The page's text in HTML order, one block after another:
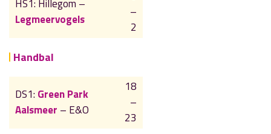
HS1: Hillegom –
Legmeervogels
–
2
Handbal
DS1: Green Park
Aalsmeer – E&O
18
–
23